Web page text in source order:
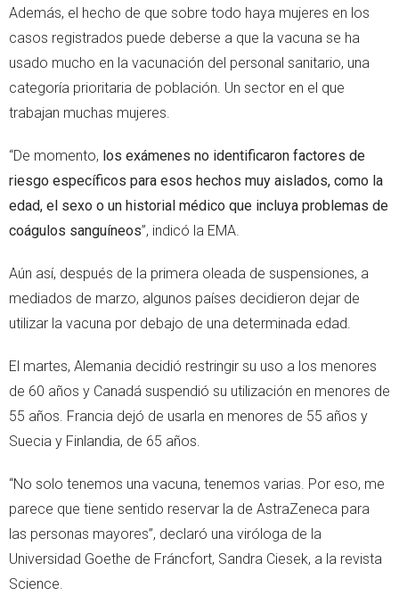
Además, el hecho de que sobre todo haya mujeres en los
casos registrados puede deberse a que la vacuna se ha
usado mucho en la vacunación del personal sanitario, una
categoría prioritaria de población. Un sector en el que
trabajan muchas mujeres.
“De momento, los exámenes no identificaron factores de
riesgo específicos para esos hechos muy aislados, como la
edad, el sexo o un historial médico que incluya problemas de
coágulos sanguíneos”, indicó la EMA.
Aún así, después de la primera oleada de suspensiones, a
mediados de marzo, algunos países decidieron dejar de
utilizar la vacuna por debajo de una determinada edad.
El martes, Alemania decidió restringir su uso a los menores
de 60 años y Canadá suspendió su utilización en menores de
55 años. Francia dejó de usarla en menores de 55 años y
Suecia y Finlandia, de 65 años.
“No solo tenemos una vacuna, tenemos varias. Por eso, me
parece que tiene sentido reservar la de AstraZeneca para
las personas mayores”, declaró una viróloga de la
Universidad Goethe de Fráncfort, Sandra Ciesek, a la revista
Science.